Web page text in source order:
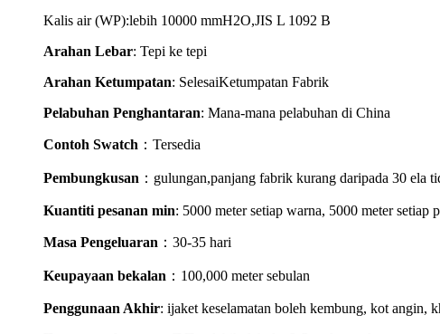
Kalis air (WP):lebih 10000 mmH2O,JIS L 1092 B
Arahan Lebar: Tepi ke tepi
Arahan Ketumpatan: SelesaiKetumpatan Fabrik
Pelabuhan Penghantaran: Mana-mana pelabuhan di China
Contoh Swatch ： Tersedia
Pembungkusan ： gulungan,panjang fabrik kurang daripada 30 ela
Kuantiti pesanan min: 5000 meter setiap warna, 5000 meter setiap
Masa Pengeluaran ：30-35 hari
Keupayaan bekalan ：100,000 meter sebulan
Penggunaan Akhir: ijaket keselamatan boleh kembung, kot angin,